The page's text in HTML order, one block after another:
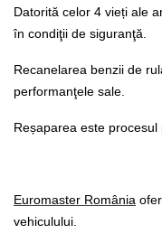
Datorită celor 4 vieți ale
în condiţii de siguranţă.
Recanelarea benzii de
performanţele sale.
Reșaparea este
Euromaster România
vehiculului.